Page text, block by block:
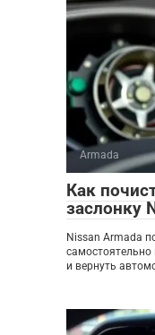
Armada
Как
заслонку
Nissan Armada
самостоятельно
и вернуть